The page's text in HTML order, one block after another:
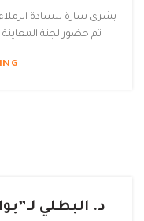
بشرى سارة للسادة
تم حضور لجنة
د. البطلي